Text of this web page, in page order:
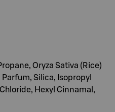
Oryza Sativa (Rice)
Silica, Isopropyl
Hexyl Cinnamal,